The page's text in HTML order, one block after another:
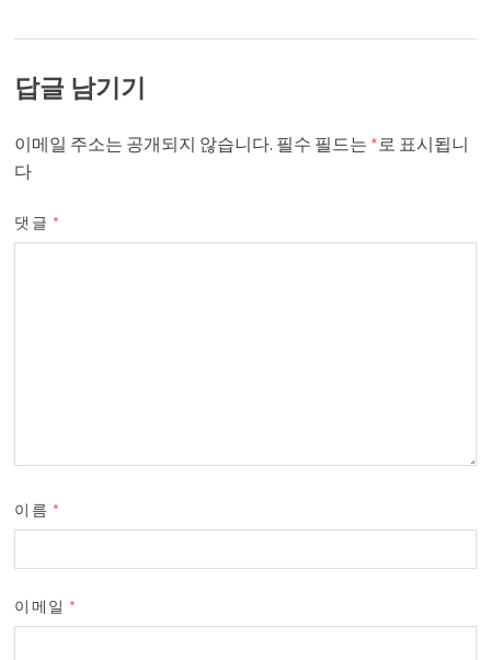
답글 남기기
이메일 주소는 공개되지 않습니다. 필수 필드는 *로 표시됩니
다
댓글 *
이름 *
이메일 *